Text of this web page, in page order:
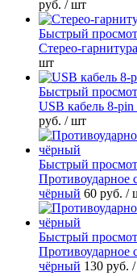
руб. / шт
Быстрый
Стерео-
шт
Быстрый
USB кабель 8-
руб. / шт
Быстрый
Противоударное
чёрный 60 руб. /
Быстрый
Противоударное
чёрный 130 руб.